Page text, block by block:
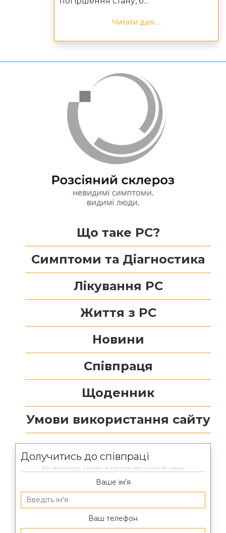
Читати далі ...
Що таке РС?
Симптоми та Діагностика
Лікування РС
Життя з РС
Новини
Співпраця
Щоденник
Умови використання сайту
Долучитись до співпраці
Ми звяжемось з вами на протязі наступних 48 годин
Ваше ім’я
Ваш телефон